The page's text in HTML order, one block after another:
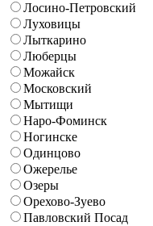
Лосино-Петровский
Луховицы
Лыткарино
Люберцы
Можайск
Московский
Мытищи
Наро-Фоминск
Ногинске
Одинцово
Ожерелье
Озеры
Орехово-Зуево
Павловский Посад